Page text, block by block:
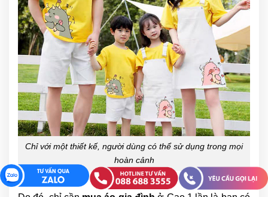
Chỉ với một thiết kế, người dùng có thể sử dụng trong mọi
hoàn cảnh